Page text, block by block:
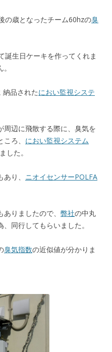
の歳となったチーム60hzの臭
誕生日ケーキを作ってくれま
納品されたにおい監視システ
周辺に飛散する際に、臭気を
ろ、 におい監視システム
した。
り、 ニオイセンサーPOLFA
りましたので、 弊社の中丸
同行してもらいました。
臭気指数の近似値が分かりま